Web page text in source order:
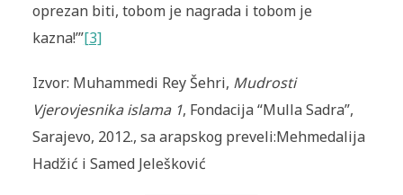
oprezan biti, tobom je nagrada i tobom je
kazna!’”[3]
Izvor: Muhammedi Rey Šehri, Mudrosti
Vjerovjesnika islama 1, Fondacija “Mulla Sadra”,
Sarajevo, 2012., sa arapskog preveli:Mehmedalija
Hadžić i Samed Jelešković